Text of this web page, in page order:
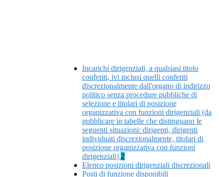
Incarichi dirigenziali, a qualsiasi titolo
conferiti, ivi inclusi quelli conferiti
discrezionalmente dall'organo di indirizzo
politico senza procedure pubbliche di
selezione e titolari di posizione
organizzativa con funzioni dirigenziali (da
pubblicare in tabelle che distinguano le
seguenti situazioni: dirigenti, dirigenti
individuati discrezionalmente, titolari di
posizione organizzativa con funzioni
dirigenziali) 2
Elenco posizioni dirigenziali discrezionali
Posti di funzione disponibili